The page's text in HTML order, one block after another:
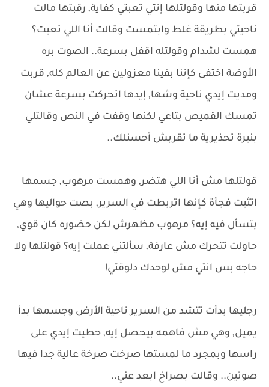
قربتها منها وقولتلها إنتي تعبتي كفاية, رقبتها مالت
ناحيتي بطريقة غلط وابتمست وقالت أنا اللي تعبت؟
همست لشدام وقولتله اقفل بسرعة.. الصوت بره
الأوضة اختفى كإننا بقينا معزولين عن العالم كله, قربت
ومديت إيدي ناحية وشها, إيدها اتحركت بسرعة عشان
تمسك القميص بتاعي لكنها وقفت في النص وقالتلي
بنبرة تحذيرية ما تقربش أحسنلك..
قولتلها مش أنا اللي هتضر, وهمست مرهوب, جسمها
اتثبت فجأة كإنها اتربطت في السرير, بصت حواليها وهي
بتسأل فيه إيه؟ مرهوب مظهرش لكن حضوره كان قوي,
حاولت تتحرك مش عارفة, سألتني عملت إيه؟ قولتلها ولا
حاجه بس انتي مش لوحدك دلوقتي!
رجليها بدأت تتشد من السرير ناحية الأرض وجسمها بدأ
يميل, وهي مش فاهمه بيحصل إيه, حطيت إيدي على
راسها وبمجرد ما لمستها صرخت صرخة عالية جدا فيها
صوتين.. وقالت بصراخ ابعد عني..